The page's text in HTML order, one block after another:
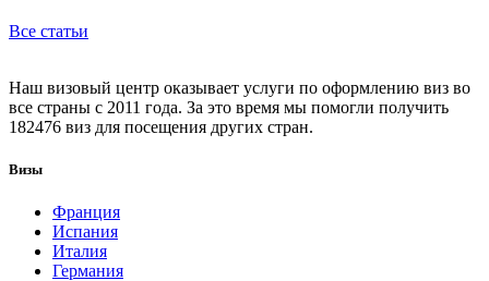
Все статьи
Наш визовый центр оказывает услуги по оформлению виз во
все страны с 2011 года. За это время мы помогли получить
182476 виз для посещения других стран.
Визы
Франция
Испания
Италия
Германия